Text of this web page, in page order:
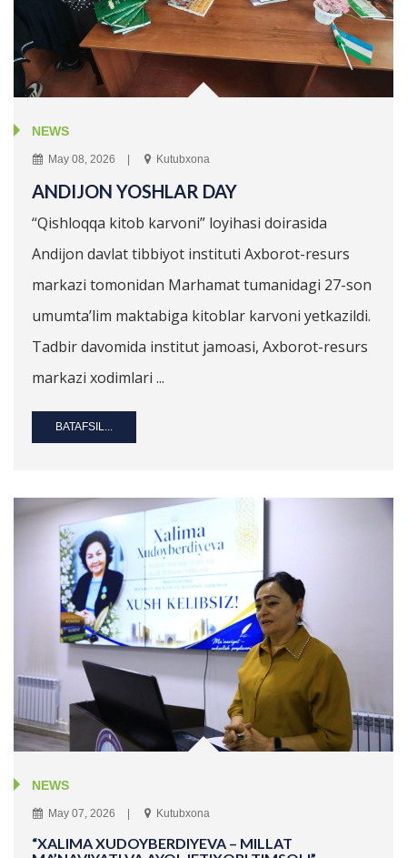
NEWS
May 08, 2026 Kutubxona
ANDIJON YOSHLAR DAY
“Qishloqqa kitob karvoni” loyihasi doirasida
Andijon davlat tibbiyot instituti Axborot-resurs
markazi tomonidan Marhamat tumanidagi 27-son
umumta’lim maktabiga kitoblar karvoni yetkazildi.
Tadbir davomida institut jamoasi, Axborot-resurs
markazi xodimlari ...
BATAFSIL...
NEWS
May 07, 2026 Kutubxona
“XALIMA XUDOYBERDIYEVA – MILLAT